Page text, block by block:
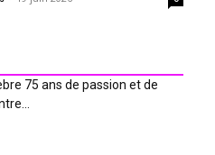
75 ans de passion et de